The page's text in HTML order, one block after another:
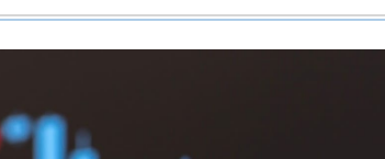
③FXにおけるメンタルの重要性を知らずに失敗
闇雲のポジションを持って取引回数が過剰になる